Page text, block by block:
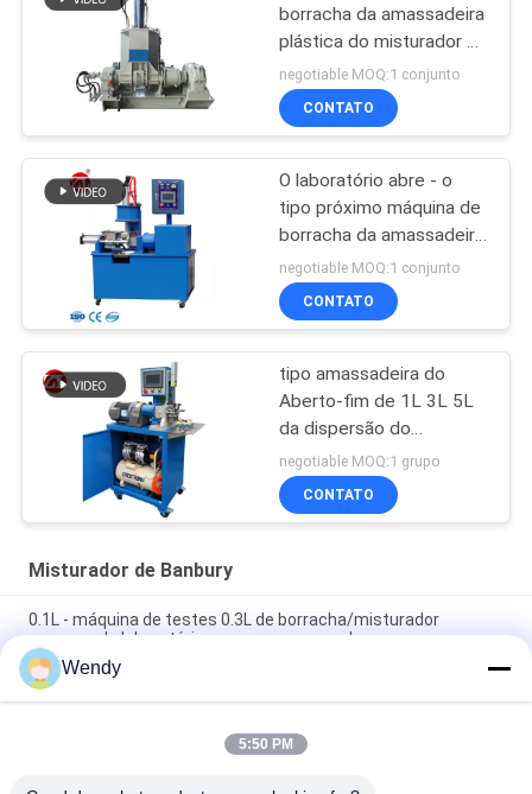
borracha da amassadeira
plástica do misturador de
Masterbatch Banbury da
cor
negotiable MOQ:1 conjunto
CONTATO
O laboratório abre - o
tipo próximo máquina de
borracha da amassadeira
do misturador da
dispersão do plástico
negotiable MOQ:1 conjunto
CONTATO
tipo amassadeira do
Aberto-fim de 1L 3L 5L
da dispersão do
laboratório, misturador
de Banbury
negotiable MOQ:1 grupo
CONTATO
Misturador de Banbury
0.1L - máquina de testes 0.3L de borracha/misturador
pequeno do laboratório com compressor de ar
Amassadeira da dispersão do laboratório 1L/misturador
eficientes de Banbury Ambiental-amigável
3 litros amassadeira da dispersão do laboratório/misturador a
Wendy
5:50 PM